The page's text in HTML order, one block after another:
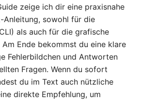
zeige ich dir eine praxisnahe
sowohl für die
als auch für die grafische
Ende bekommst du eine klare
Fehlerbildchen und Antworten
Fragen. Wenn du sofort
du im Text auch nützliche
direkte Empfehlung, um